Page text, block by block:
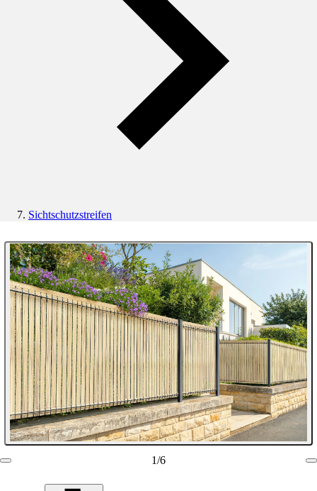
Sichtschutzstreifen
1/6